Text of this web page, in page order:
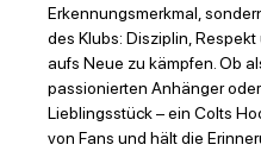
Erkennungsmerkmal,
des Klubs: Disziplin,
aufs Neue zu kämpfen. Ob
passionierten Anhänger
Lieblingsstück – ein Colts
von Fans und hält die